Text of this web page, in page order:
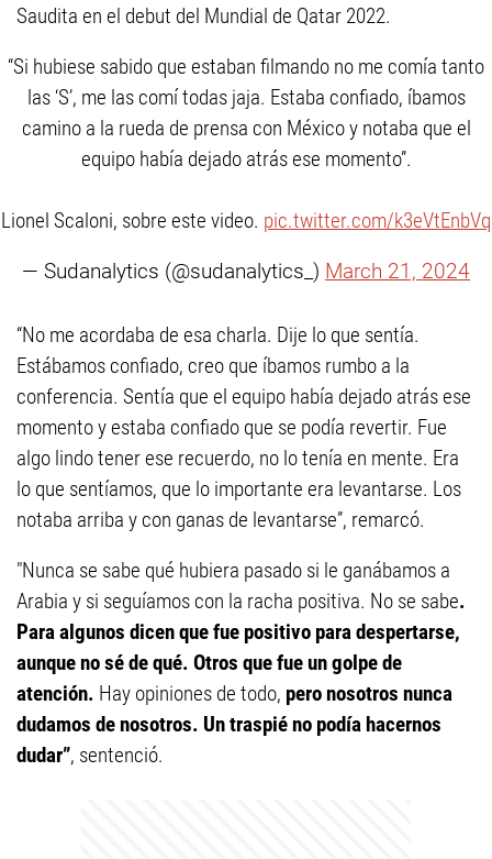
Saudita en el debut del Mundial de Qatar 2022.
“Si hubiese sabido que estaban filmando no me comía tanto
las ‘S’, me las comí todas jaja. Estaba confiado, íbamos
camino a la rueda de prensa con México y notaba que el
equipo había dejado atrás ese momento”.
Lionel Scaloni, sobre este video. pic.twitter.com/k3eVtEnbVq
— Sudanalytics (@sudanalytics_) March 21, 2024
“No me acordaba de esa charla. Dije lo que sentía.
Estábamos confiado, creo que íbamos rumbo a la
conferencia. Sentía que el equipo había dejado atrás ese
momento y estaba confiado que se podía revertir. Fue
algo lindo tener ese recuerdo, no lo tenía en mente. Era
lo que sentíamos, que lo importante era levantarse. Los
notaba arriba y con ganas de levantarse”, remarcó.
"Nunca se sabe qué hubiera pasado si le ganábamos a
Arabia y si seguíamos con la racha positiva. No se sabe.
Para algunos dicen que fue positivo para despertarse,
aunque no sé de qué. Otros que fue un golpe de
atención. Hay opiniones de todo, pero nosotros nunca
dudamos de nosotros. Un traspié no podía hacernos
dudar”, sentenció.